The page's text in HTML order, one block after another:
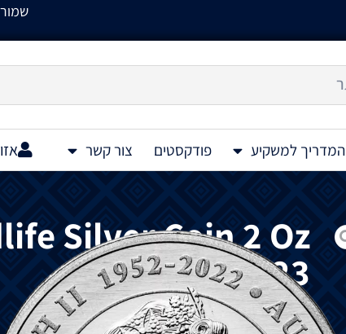
המדריך למשקיע פודקסטים צור קשר
Silver Coin 2 Oz
2023
1,180
₪ להזמנה מיוחדת